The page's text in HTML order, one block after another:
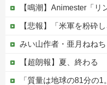
【鳴潮】Animester「リン
【悲報】「米軍を粉砕しろ！」在
みい山作者・亜月ねねちゃんがチョ
【超朗報】夏、終わる
「質量は地球の81分の1。木星とガニメデなら1万